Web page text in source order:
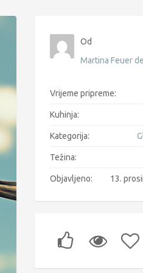
Od
Martina Feuer
Vrijeme pripreme:
Kuhinja:
Kategorija:
Težina:
Objavljeno: 13.